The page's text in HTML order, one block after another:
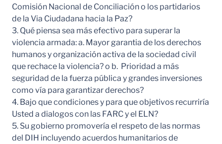
Comisión Nacional de Conciliación o los partidarios
de la Via Ciudadana hacia la Paz?
3. Qué piensa sea más efectivo para superar la
violencia armada: a. Mayor garantia de los derechos
humanos y organización activa de la sociedad civil
que rechace la violencia? o b. Prioridad a más
seguridad de la fuerza pública y grandes inversiones
como vía para garantizar derechos?
4. Bajo que condiciones y para que objetivos recurriría
Usted a dialogos con las FARC y el ELN?
5. Su gobierno promovería el respeto de las normas
del DIH incluyendo acuerdos humanitarios de